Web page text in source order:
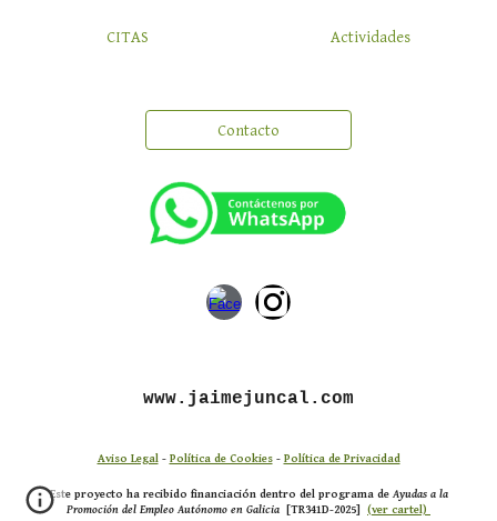
CITAS Actividades
Contacto
www.jaimejuncal.com
Aviso Legal- Política de Cookies- Política de Privacidad
Este proyecto ha recibido financiación dentro del programa de Ayudas a la
Promoción del Empleo Autónomo en Galicia [TR341D-2025] (ver cartel)